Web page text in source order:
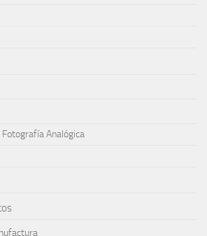
Fotografía Analógica